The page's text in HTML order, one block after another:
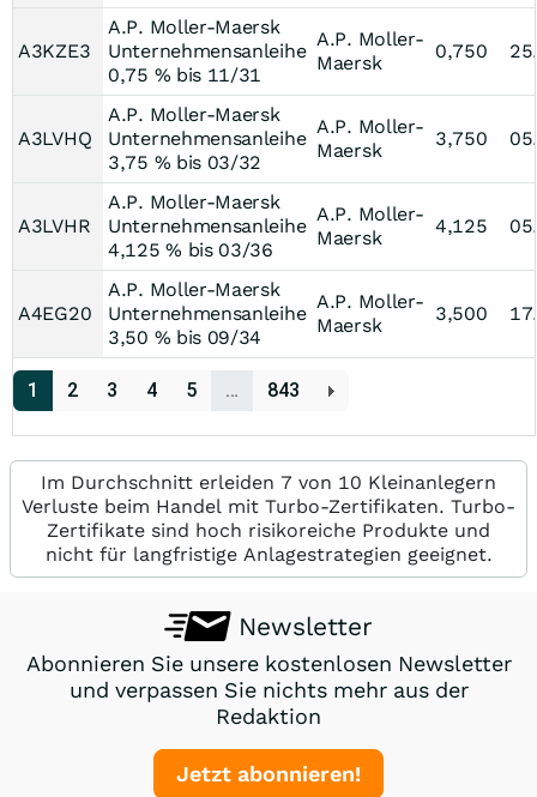
A3KZE3
A.P. Moller-Maersk
Unternehmensanleihe
0,75 % bis 11/31
A.P. Moller-
Maersk
0,750
A3LVHQ
A.P. Moller-Maersk
Unternehmensanleihe
3,75 % bis 03/32
A.P. Moller-
Maersk
3,750
A3LVHR
A.P. Moller-Maersk
Unternehmensanleihe
4,125 % bis 03/36
A.P. Moller-
Maersk
4,125
A4EG20
A.P. Moller-Maersk
Unternehmensanleihe
3,50 % bis 09/34
A.P. Moller-
Maersk
3,500
1 2 3 4 5 … 843
Im Durchschnitt erleiden 7 von 10 Kleinanlegern
Verluste beim Handel mit Turbo-Zertifikaten. Turbo-
Zertifikate sind hoch risikoreiche Produkte und
nicht für langfristige Anlagestrategien geeignet.
Newsletter
Abonnieren Sie unsere kostenlosen Newsletter
und verpassen Sie nichts mehr aus der
Redaktion
Jetzt abonnieren!